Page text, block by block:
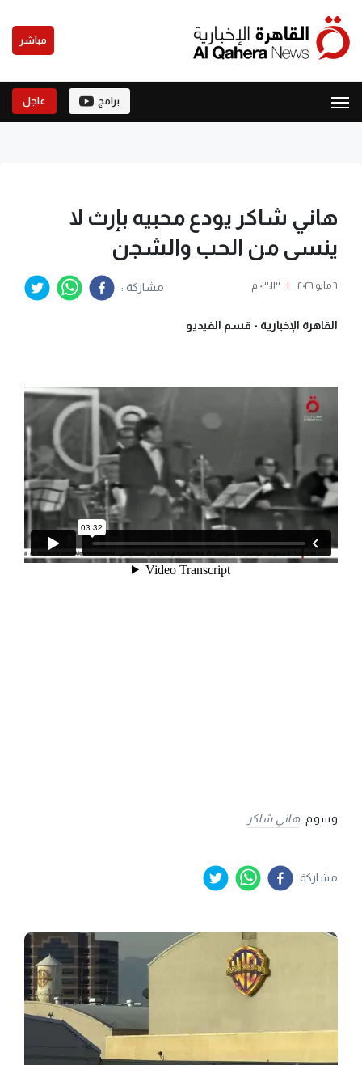
مباشر
برامج عاجل
هاني شاكر يودع محبيه بإرث لا
ينسى من الحب والشجن
٦ مايو ٢٠٢٦ | ٠٣:١٣ م مشاركة :
القاهرة الإخبارية - قسم الفيديو
وسوم :هاني شاكر
مشاركة